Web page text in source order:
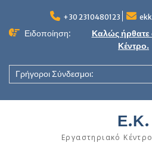
content
+30 2310480123
Ειδοποίηση:
Καλώς ήρθατε
Κέντρο.
Γρήγοροι Σύνδεσμοι:
Ε.Κ.
Εργαστηριακό